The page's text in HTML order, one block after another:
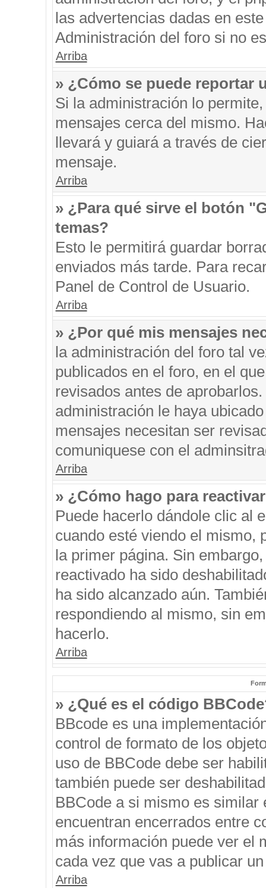
las advertencias dadas en
Administración del foro si no
Arriba
» ¿Cómo se puede reportar
Si la administración lo
mensajes cerca del mismo.
llevará y guiará a través de
mensaje.
Arriba
» ¿Para qué sirve el botón
temas?
Esto le permitirá guardar
enviados más tarde. Para
Panel de Control de Usuario.
Arriba
» ¿Por qué mis mensajes
la administración del foro tal
publicados en el foro, en el
revisados antes de
administración le haya
mensajes necesitan ser
comuniquese con el
Arriba
» ¿Cómo hago para
Puede hacerlo dándole clic al
cuando esté viendo el mismo,
la primer página. Sin
reactivado ha sido
ha sido alcanzado aún.
respondiendo al mismo, sin
hacerlo.
Arriba
» ¿Qué es el código
BBcode es una
control de formato de los
uso de BBCode debe ser
también puede ser
BBCode a si mismo es
encuentran encerrados entre
más información puede ver el
cada vez que vas a publicar
Arriba